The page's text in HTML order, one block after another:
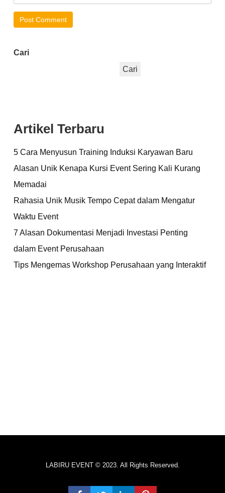
Cari
Cari
Artikel Terbaru
5 Cara Menyusun Training Induksi Karyawan Baru
Alasan Unik Kenapa Kursi Event Sering Kali Kurang
Memadai
Rahasia Unik Musik Tempo Cepat dalam Mengatur
Waktu Event
7 Alasan Dokumentasi Menjadi Investasi Penting
dalam Event Perusahaan
Tips Mengemas Workshop Perusahaan yang Interaktif
LABIRU EVENT © 2023. All Rights Reserved.